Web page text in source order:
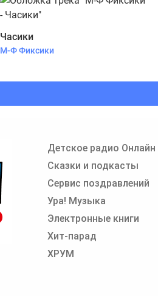
Часики
М-Ф Фиксики
Детское радио Онлайн
Сказки и подкасты
Сервис поздравлений
Ура! Музыка
Электронные книги
Хит-парад
ХРУМ